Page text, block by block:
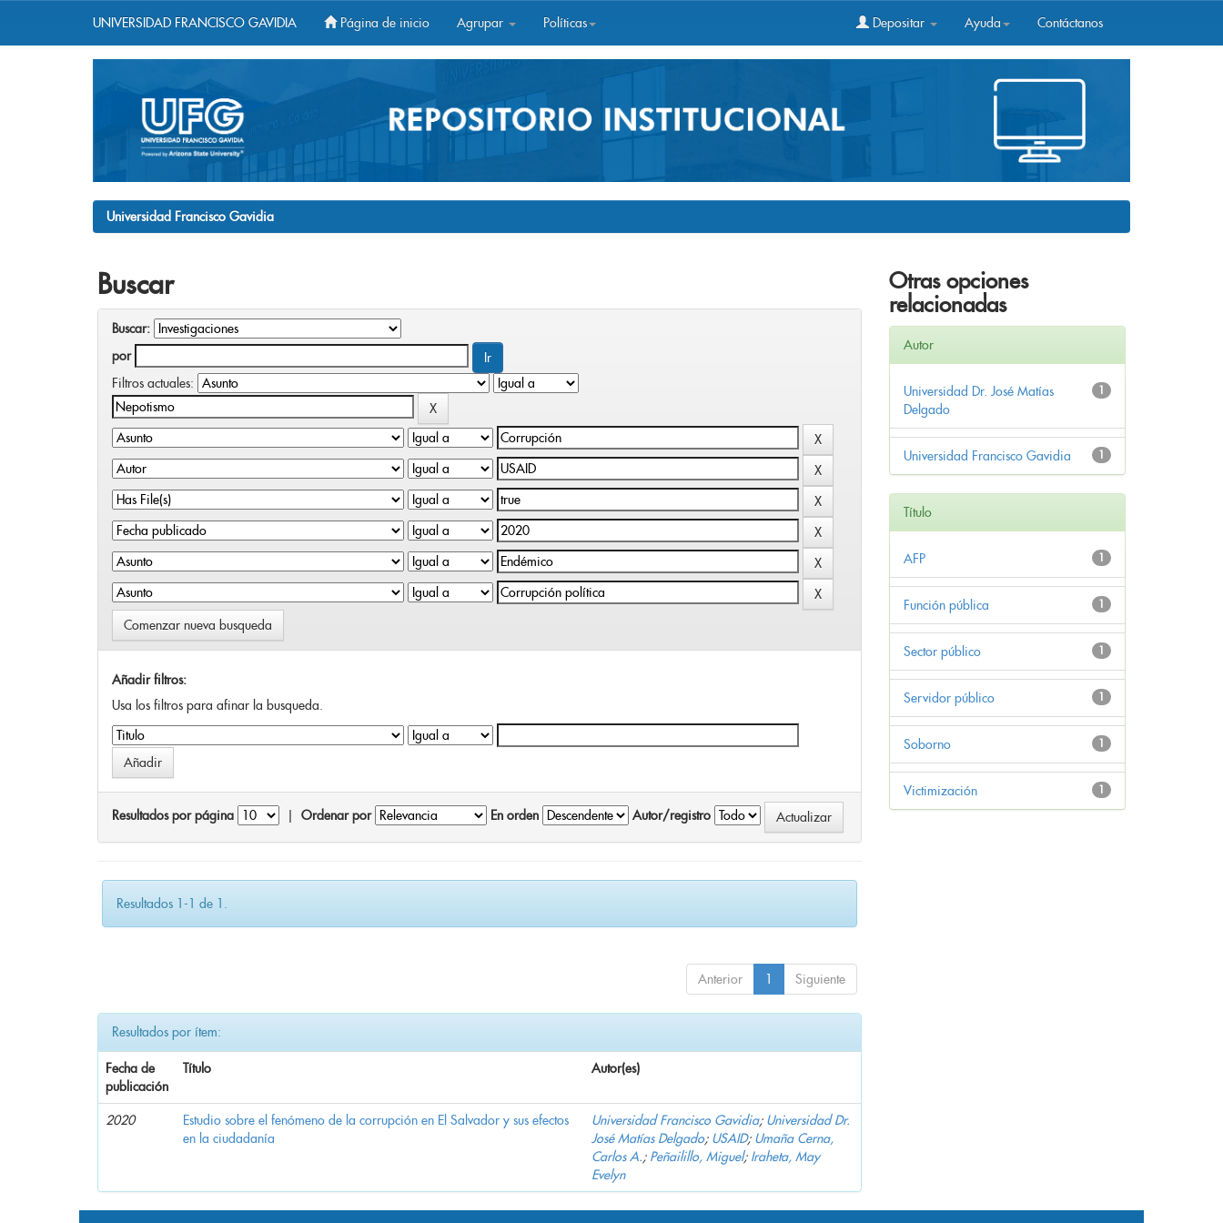
UNIVERSIDAD FRANCISCO GAVIDIA Página de inicio Agrupar Políticas Depositar Ayuda Contáctanos
Universidad Francisco Gavidia
Buscar
Buscar:
por
Filtros actuales:
Comenzar nueva busqueda
Añadir filtros:
Usa los filtros para afinar la busqueda.
Resultados por página Ordenar por En orden Autor/registro
Resultados 1-1 de 1.
Anterior 1 Siguiente
Resultados por ítem:
Fecha de
publicación
Título Autor(es)
2020
Estudio sobre el fenómeno de la corrupción en El Salvador y sus efectos
en la ciudadanía
Universidad Francisco Gavidia; Universidad Dr.
José Matías Delgado; USAID; Umaña Cerna,
Carlos A.; Peñailillo, Miguel; Iraheta, May
Evelyn
Otras opciones
relacionadas
Autor
1
Universidad Dr. José Matías
Delgado
1
Universidad Francisco Gavidia
Título
1
AFP
1
Función pública
1
Sector público
1
Servidor público
1
Soborno
1
Victimización